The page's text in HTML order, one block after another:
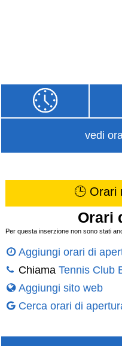
vedi
🕒 Orari
Orari
Per questa inserzione non sono stati
Aggiungi orari di
Chiama Tennis Club
Aggiungi sito web
Cerca orari di